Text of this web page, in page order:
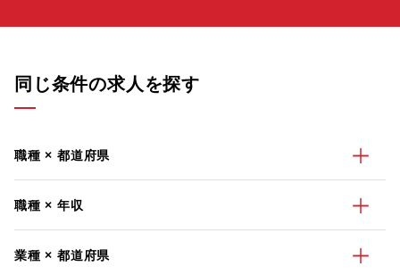
同じ条件の求人を探す
職種 × 都道府県
職種 × 年収
業種 × 都道府県